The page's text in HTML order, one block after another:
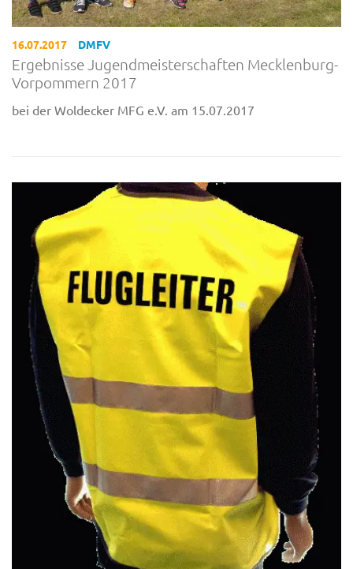
16.07.2017 DMFV
Ergebnisse Jugendmeisterschaften Mecklenburg-
Vorpommern 2017
bei der Woldecker MFG e.V. am 15.07.2017